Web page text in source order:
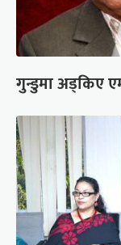
गुन्डुमा अड्किए